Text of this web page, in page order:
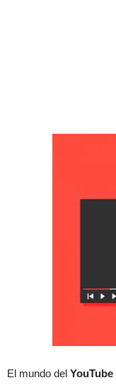
El mundo del YouTube